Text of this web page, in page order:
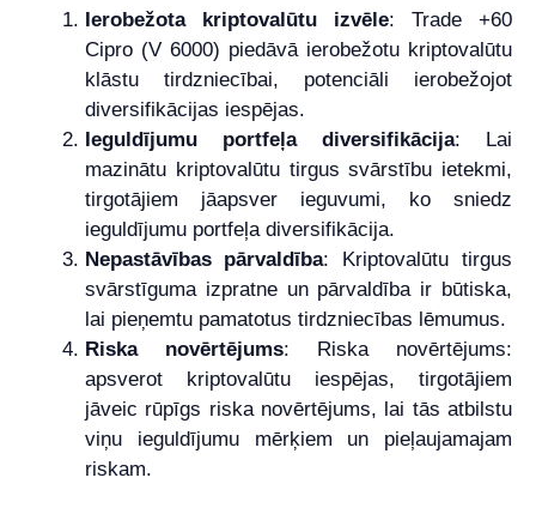
Ierobežota kriptovalūtu izvēle: Trade +60
Cipro (V 6000) piedāvā ierobežotu kriptovalūtu
klāstu tirdzniecībai, potenciāli ierobežojot
diversifikācijas iespējas.
Ieguldījumu portfeļa diversifikācija: Lai
mazinātu kriptovalūtu tirgus svārstību ietekmi,
tirgotājiem jāapsver ieguvumi, ko sniedz
ieguldījumu portfeļa diversifikācija.
Nepastāvības pārvaldība: Kriptovalūtu tirgus
svārstīguma izpratne un pārvaldība ir būtiska,
lai pieņemtu pamatotus tirdzniecības lēmumus.
Riska novērtējums: Riska novērtējums:
apsverot kriptovalūtu iespējas, tirgotājiem
jāveic rūpīgs riska novērtējums, lai tās atbilstu
viņu ieguldījumu mērķiem un pieļaujamajam
riskam.